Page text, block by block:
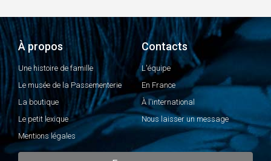
À propos
Une histoire de famille
Le musée de la Passementerie
La boutique
Le petit lexique
Mentions légales
Contacts
L'équipe
En France
À l'international
Nous laisser un message